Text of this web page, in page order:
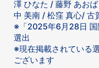
澤 ひなた / 藤野 あお
中 美南 / 松窪 真心/ 古
※「2025年6月28日 国
選出
※現在掲載されている
ございます